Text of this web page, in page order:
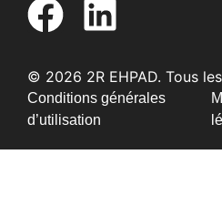
© 2026 2R EHPAD. Tous
Conditions générales
d’utilisation